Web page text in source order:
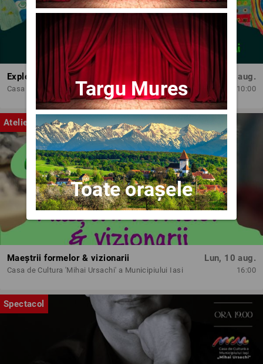
Exploratorii cromatici
Casa de Cultura 'Mihai Ursachi' a Municipiului Iasi
Lun, 10 aug.
10:00
Atelier
Maeștrii formelor & vizionarii
Casa de Cultura 'Mihai Ursachi' a Municipiului Iasi
Lun, 10 aug.
16:00
Spectacol
Targu Mures
Toate orașele